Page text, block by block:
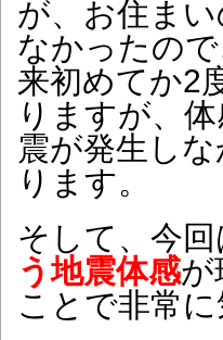
が、お住ま
なかったの
来初めてか2
りますが、
震が発生し
ります。
そして、今回
う地震体感が
ことで非常に